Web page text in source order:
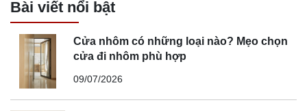
Bài viết nổi bật
Cửa nhôm có những loại nào? Mẹo chọn
cửa đi nhôm phù hợp
09/07/2026